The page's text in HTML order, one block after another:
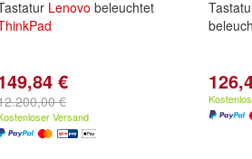
Lenovo beleuchtet
€
€
Versand